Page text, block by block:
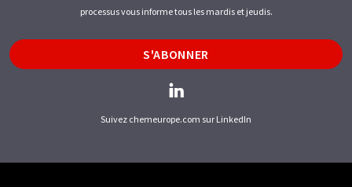
processus vous informe tous les mardis et jeudis.
S'ABONNER
Suivez chemeurope.com sur LinkedIn